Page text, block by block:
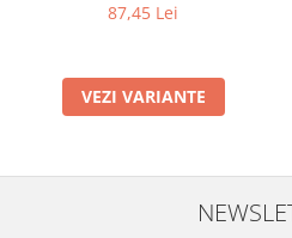
87,45 Lei
VEZI VARIANTE